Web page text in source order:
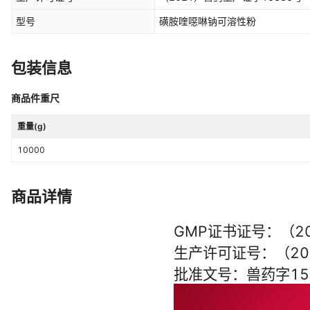
型号 磺胺喹噁啉钠可溶性粉
包装信息
商品件重尺
重量(g)
10000
商品详情